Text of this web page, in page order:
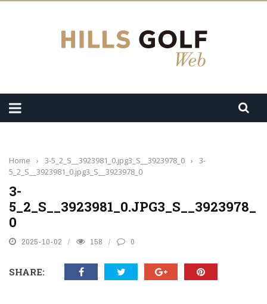
Home › 3-5_2_S__3923981_0.jpg3_S__3923978_0 ›
3-
5_2_S__3923981_0.jpg3_S__3923978_0
3-
5_2_S__3923981_0.JPG3_S__3923978_
0
2025-10-02 158 0
SHARE: